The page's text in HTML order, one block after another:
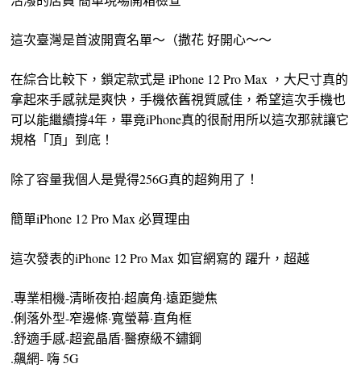
這次臺灣是首波開賣名單～（撒花 好開心～～
在綜合比較下，鎖定款式是 iPhone 12 Pro Max ，大尺寸真的
拿起來手感就是爽快，手機依舊視質感佳，希望這次手機也
可以能繼續撐4年，畢竟iPhone真的很耐用所以這次那就讓它
規格「頂」到底！
除了容量我個人是覺得256G真的超夠用了！
簡單iPhone 12 Pro Max 必買理由
這次發表的iPhone 12 Pro Max 如官網寫的 躍升，超越
.專業相機-清晰夜拍·超廣角·遠距變焦
.俐落外型-窄邊條·寬螢幕·直角框
.舒適手感-超瓷晶盾·醫療級不鏽鋼
.飆網- 嗨 5G